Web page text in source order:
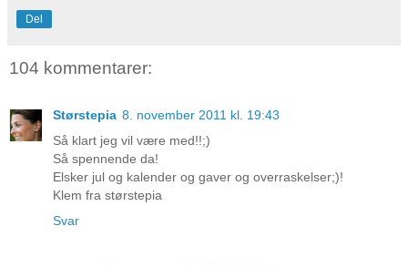
Del
104 kommentarer:
Størstepia 8. november 2011 kl. 19:43
Så klart jeg vil være med!!;)
Så spennende da!
Elsker jul og kalender og gaver og overraskelser;)!
Klem fra størstepia
Svar